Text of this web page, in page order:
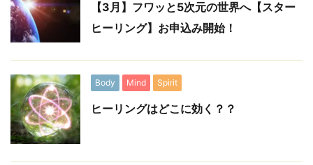
【3月】フワッと5次元の世界へ【スター
ヒーリング】お申込み開始！
Body Mind Spirit
ヒーリングはどこに効く？？